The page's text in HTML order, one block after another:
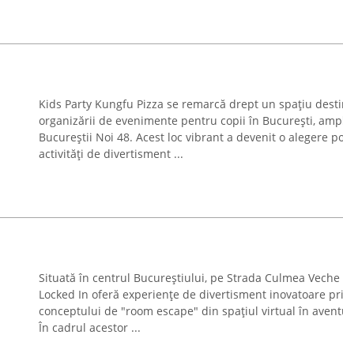
Kids Party Kungfu Pizza se remarcă drept un spațiu
organizării de evenimente pentru copii în București,
Bucureștii Noi 48. Acest loc vibrant a devenit o alegere
activități de divertisment ...
Situată în centrul Bucureștiului, pe Strada Culmea Veche
Locked In oferă experiențe de divertisment inovatoare
conceptului de "room escape" din spațiul virtual în
În cadrul acestor ...